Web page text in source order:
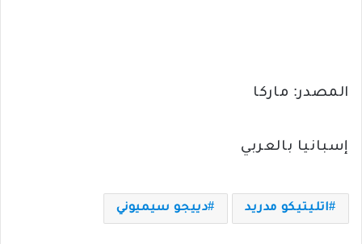
المصدر: ماركا
إسبانيا بالعربي
اتليتيكو مدريد دييجو سيميوني